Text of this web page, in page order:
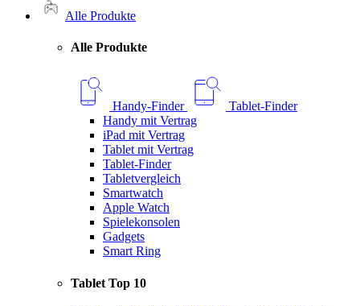
Alle Produkte
Alle Produkte
Handy-Finder
Tablet-Finder
Handy mit Vertrag
iPad mit Vertrag
Tablet mit Vertrag
Tablet-Finder
Tabletvergleich
Smartwatch
Apple Watch
Spielekonsolen
Gadgets
Smart Ring
Tablet Top 10